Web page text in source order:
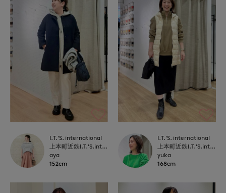
I.T.'S. international
上本町近鉄I.T.'S.international
aya
152cm
I.T.'S. international
上本町近鉄I.T.'S.international
yuka
168cm